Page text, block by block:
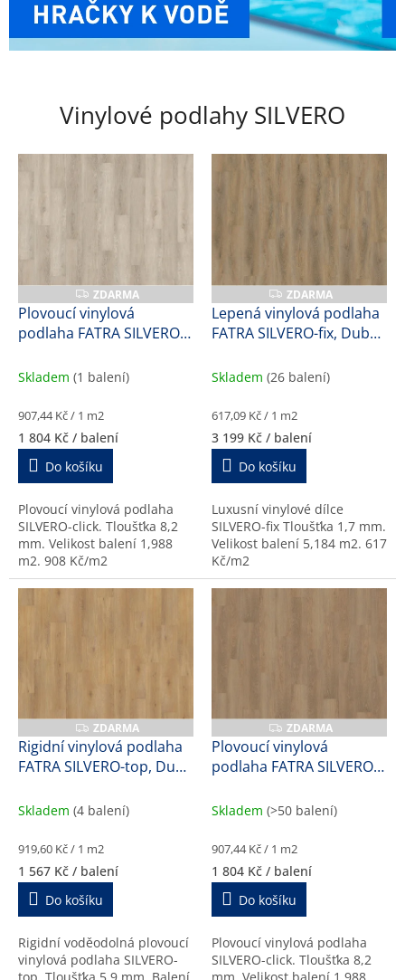
t
n
o
v
a
c
h
a
k
y
a
k
v
a
n
p
Vinylové podlahy SILVERO
Z
D
A
R
ZDARMA
Plovoucí vinylová
podlaha FATRA SILVERO-
1, 8,2 mm
Skladem (1 balení)
1 804 Kč / balení
Měrná
907,44 Kč / 1 m2
Do košíku
Plovoucí vinylová podlaha
SILVERO-click. Tloušťka 8,2
mm. Velikost balení 1,988
m2. 908 Kč/m2
Z
D
A
R
ZDARMA
Lepená vinylová podlaha
FATRA SILVERO-fix, Dub
Skladem (26 balení)
3 199 Kč / balení
Měrná
617,09 Kč / 1 m2
Do košíku
Luxusní vinylové dílce
SILVERO-fix Tloušťka 1,7 mm.
Velikost balení 5,184 m2. 617
Kč/m2
Z
D
A
R
ZDARMA
Rigidní vinylová podlaha
FATRA SILVERO-top, Dub
Skladem (4 balení)
1 567 Kč / balení
Měrná
cena:
919,60 Kč / 1 m2
Do košíku
Rigidní voděodolná plovoucí
vinylová podlaha SILVERO-
Z
D
A
R
ZDARMA
Plovoucí vinylová
podlaha FATRA SILVERO-
57173-1, 8,2 mm
Skladem (>50 balení)
1 804 Kč / balení
Měrná
cena:
907,44 Kč / 1 m2
Do košíku
Plovoucí vinylová podlaha
SILVERO-click. Tloušťka 8,2